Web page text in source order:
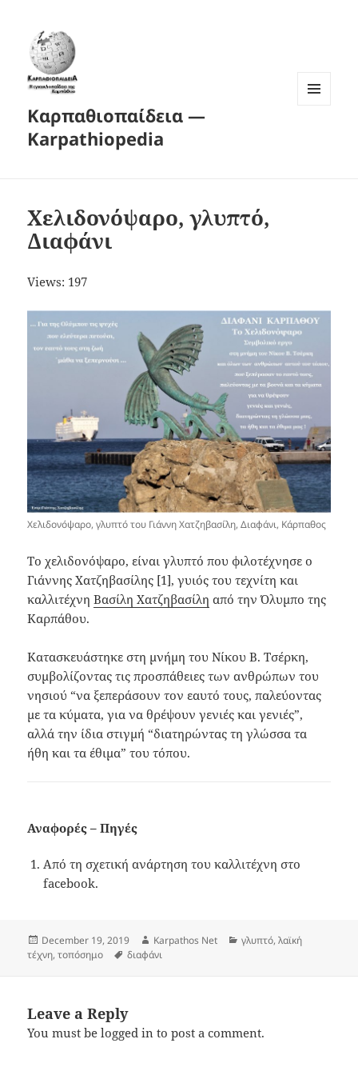
Καρπαθιοπαίδεια —
Karpathiopedia
Χελιδονόψαρο, γλυπτό,
Διαφάνι
Views: 197
Χελιδονόψαρο, γλυπτό του Γιάννη Χατζηβασίλη, Διαφάνι, Κάρπαθος
Το χελιδονόψαρο, είναι γλυπτό που φιλοτέχνησε ο
Γιάννης Χατζηβασίλης [1], γυιός του τεχνίτη και
καλλιτέχνηΒασίλη Χατζηβασίλη από την Όλυμπο της
Καρπάθου.
Κατασκευάστηκε στη μνήμη του Νίκου Β. Τσέρκη,
συμβολίζοντας τις προσπάθειες των ανθρώπων του
νησιού “να ξεπεράσουν τον εαυτό τους, παλεύοντας
με τα κύματα, για να θρέψουν γενιές και γενιές”,
αλλά την ίδια στιγμή “διατηρώντας τη γλώσσα τα
ήθη και τα έθιμα” του τόπου.
Αναφορές – Πηγές
Από τη σχετική ανάρτηση του καλλιτέχνη στο
facebook.
Posted
on
December 19, 2019 Author
Karpathos Net Categories
γλυπτό,λαϊκή
τέχνη,τοπόσημο Tags
διαφάνι
Leave a Reply
You must belogged in to post a comment.